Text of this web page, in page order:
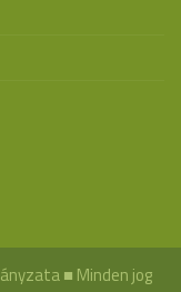
■ Minden jog